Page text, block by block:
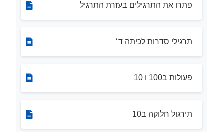
פתרו את התרגילים בעזרת התרגיל
תרגילי סדרות לכיתה ד׳
פעולות ב100 ו 10
תירגול חלוקה ב10